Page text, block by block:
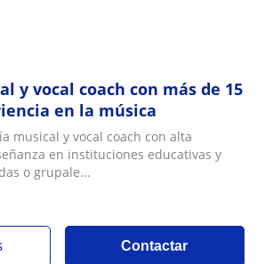
y vocal coach con más de 15
en la música
musical y vocal coach con alta
en instituciones educativas y
o grupale...
Contactar